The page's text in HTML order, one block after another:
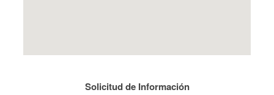
Solicitud de Información